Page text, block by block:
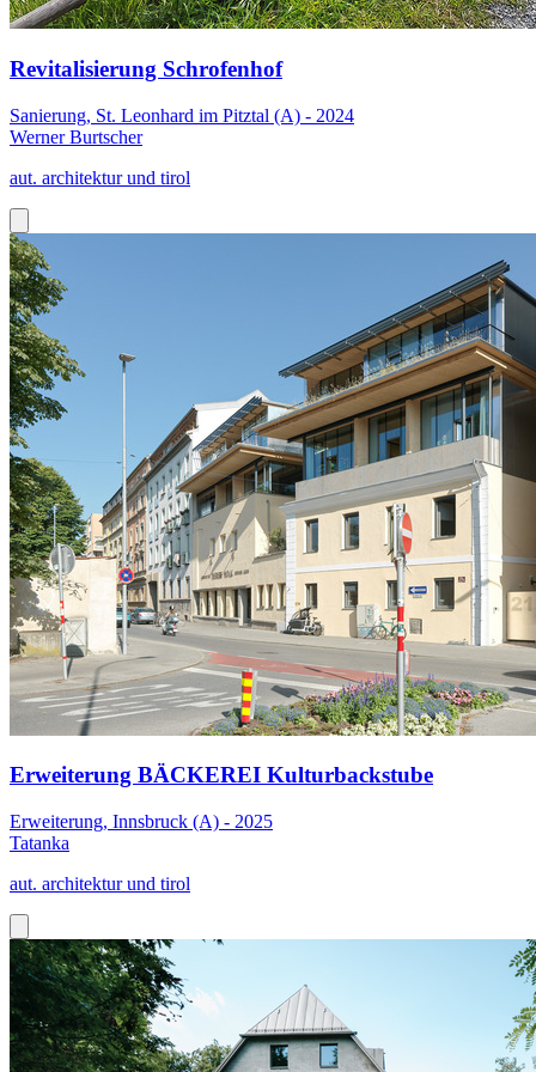
Revitalisierung Schrofenhof
Sanierung, St. Leonhard im Pitztal (A) - 2024
Werner Burtscher
aut. architektur und tirol
Erweiterung BÄCKEREI Kulturbackstube
Erweiterung, Innsbruck (A) - 2025
Tatanka
aut. architektur und tirol